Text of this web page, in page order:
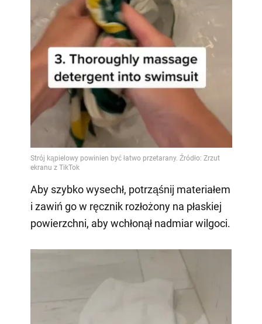
Aby szybko wysechł, potrząśnij materiałem
i zawiń go w ręcznik rozłożony na płaskiej
powierzchni, aby wchłonął nadmiar wilgoci.